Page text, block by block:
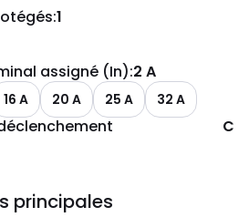
:1
assigné (In):2 A
16 A 20 A 25 A 32 A
C
principales